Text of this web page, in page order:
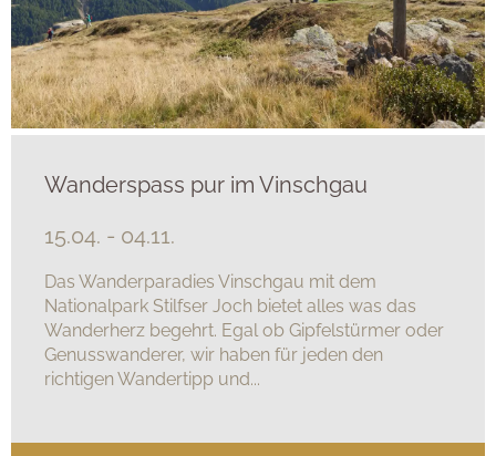
Wanderspass pur im Vinschgau
15.04. - 04.11.
Das Wanderparadies Vinschgau mit dem
Nationalpark Stilfser Joch bietet alles was das
Wanderherz begehrt. Egal ob Gipfelstürmer oder
Genusswanderer, wir haben für jeden den
richtigen Wandertipp und...